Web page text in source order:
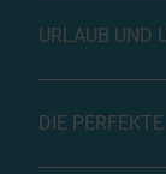
URLAUB UND
DIE